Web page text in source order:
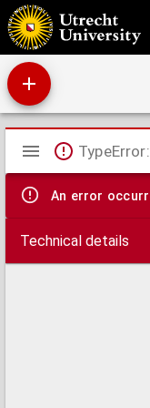
Catalogue de bibliothèque
Mai 1870 et jours suivants ...
Mirador
viewer
An error
Technical details